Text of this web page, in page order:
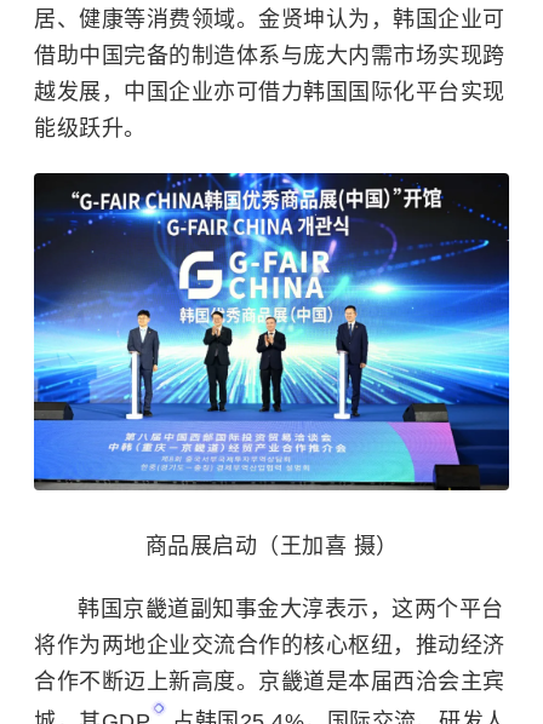
居、健康等消费领域。金贤坤认为，韩国企业可
借助中国完备的制造体系与庞大内需市场实现跨
越发展，中国企业亦可借力韩国国际化平台实现
能级跃升。
商品展启动（王加喜 摄）
韩国京畿道副知事金大淳表示，这两个平台
将作为两地企业交流合作的核心枢纽，推动经济
合作不断迈上新高度。京畿道是本届西洽会主宾